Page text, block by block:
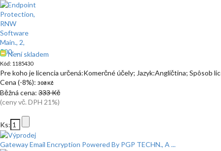
Není skladem
Kód: 1185430
Pre koho je licencia určená:Komerčné účely; Jazyk:Angličtina; Spôsob
Cena (-8%): 308 Kč
Běžná cena: 333 Kč
(ceny vč. DPH 21%)
Ks:
Gateway Email Encryption Powered By PGP TECHN., A ...